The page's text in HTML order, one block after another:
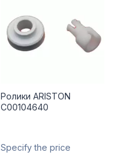
Ролики ARISTON
C00104640
Specify the price